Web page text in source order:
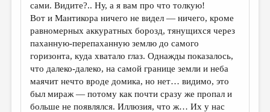
сами. Видите?.. Ну, а я вам про что толкую!
Вот и Мантикора ничего не видел — ничего, кроме
равномерных аккуратных борозд, тянущихся через
паханную-перепаханную землю до самого
горизонта, куда хватало глаз. Однажды показалось,
что далеко-далеко, на самой границе земли и неба
маячит нечто вроде домика, но нет… видимо, это
был мираж — потому как почти сразу же пропал и
больше не появлялся. Иллюзия, что ж… Их у нас